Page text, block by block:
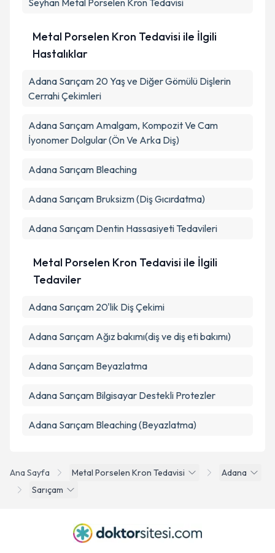
Ana Sayfa Metal Porselen Kron Tedavisi
Adana
Sarıçam
Seyhan Metal Porselen Kron Tedavisi
Metal Porselen Kron Tedavisi ile İlgili
Hastalıklar
Adana Sarıçam 20 Yaş ve Diğer Gömülü Dişlerin
Cerrahi Çekimleri
Adana Sarıçam Amalgam, Kompozit Ve Cam
İyonomer Dolgular (Ön Ve Arka Diş)
Adana Sarıçam Bleaching
Adana Sarıçam Bruksizm (Diş Gıcırdatma)
Adana Sarıçam Dentin Hassasiyeti Tedavileri
Metal Porselen Kron Tedavisi ile İlgili
Tedaviler
Adana Sarıçam 20'lik Diş Çekimi
Adana Sarıçam Ağız bakımı(diş ve diş eti bakımı)
Adana Sarıçam Beyazlatma
Adana Sarıçam Bilgisayar Destekli Protezler
Adana Sarıçam Bleaching (Beyazlatma)